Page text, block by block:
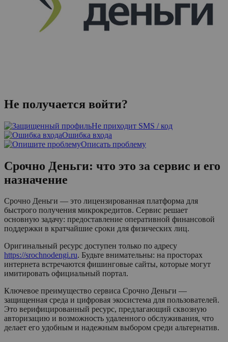
Не получается войти?
Не приходит SMS / код
Ошибка входа
Описать проблему
Срочно Деньги: что это за сервис и его
назначение
Срочно Деньги — это лицензированная платформа для
быстрого получения микрокредитов. Сервис решает
основную задачу: предоставление оперативной финансовой
поддержки в кратчайшие сроки для физических лиц.
Оригинальный ресурс доступен только по адресу
https://srochnodengi.ru. Будьте внимательны: на просторах
интернета встречаются фишинговые сайты, которые могут
имитировать официальный портал.
Ключевое преимущество сервиса Срочно Деньги —
защищенная среда и цифровая экосистема для пользователей.
Это верифицированный ресурс, предлагающий сквозную
авторизацию и возможность удаленного обслуживания, что
делает его удобным и надежным выбором среди альтернатив.